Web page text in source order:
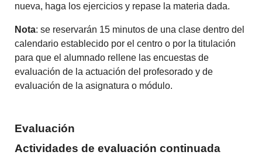
nueva, haga los ejercicios y repase la materia dada.
Nota: se reservarán 15 minutos de una clase dentro del
calendario establecido por el centro o por la titulación
para que el alumnado rellene las encuestas de
evaluación de la actuación del profesorado y de
evaluación de la asignatura o módulo.
Evaluación
Actividades de evaluación continuada